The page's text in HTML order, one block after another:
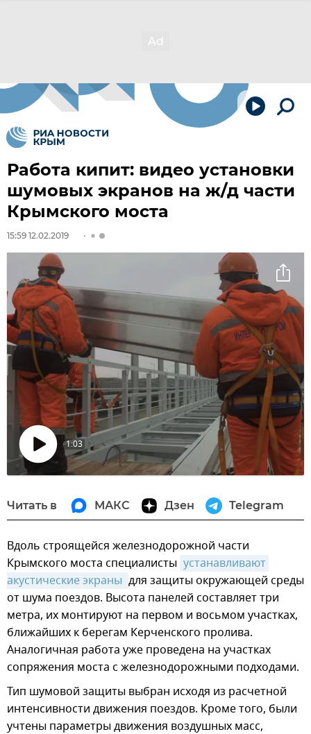
Работа кипит: видео установки
шумовых экранов на ж/д части
Крымского моста
15:59 12.02.2019
Воспроизвести
1:03
Читать в МАКС Дзен Telegram
Вдоль строящейся железнодорожной части
Крымского моста специалисты устанавливают
акустические экраны для защиты окружающей среды
от шума поездов. Высота панелей составляет три
метра, их монтируют на первом и восьмом участках,
ближайших к берегам Керченского пролива.
Аналогичная работа уже проведена на участках
сопряжения моста с железнодорожными подходами.
Тип шумовой защиты выбран исходя из расчетной
интенсивности движения поездов. Кроме того, были
учтены параметры движения воздушных масс,